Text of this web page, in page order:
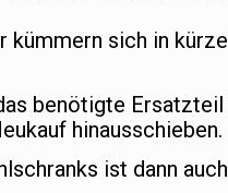
sich in
benötigte
hinausschieben.
ist dann